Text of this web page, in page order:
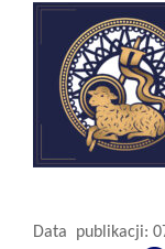
Data publikacji: